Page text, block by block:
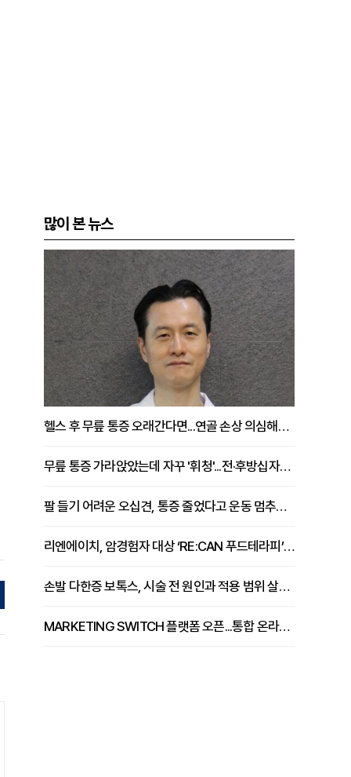
많이 본 뉴스
헬스 후 무릎 통증 오래간다면...연골 손상 의심해야 [김상범 원장 칼럼]
무릎 통증 가라앉았는데 자꾸 '휘청'...전·후방십자인대 파열 확인해야 [곽우경 원장 칼럼]
팔 들기 어려운 오십견, 통증 줄었다고 운동 멈추면 안 되는 이유 [이병욱 원장 칼럼]
리엔에이치, 암경험자 대상 ‘RE:CAN 푸드테라피’ 운영
손발 다한증 보톡스, 시술 전 원인과 적용 범위 살펴야 [강윤일 원장 칼럼]
MARKETING SWITCH 플랫폼 오픈...통합 온라인 마케팅 서비스 확대